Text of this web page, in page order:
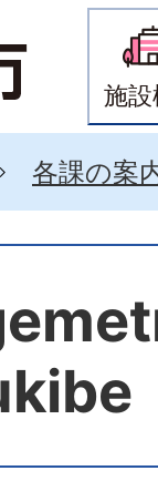
施
各課の案